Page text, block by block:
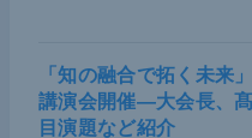
「知の融合で拓く未来
講演会開催―大会長、
目演題など紹介